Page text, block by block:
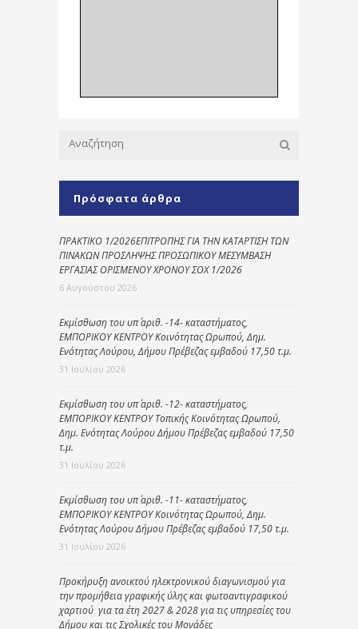
Πρόσφατα άρθρα
ΠΡΑΚΤΙΚΟ 1/2026ΕΠΙΤΡΟΠΗΣ ΓΙΑ ΤΗΝ ΚΑΤΑΡΤΙΣΗ ΤΩΝ
ΠΙΝΑΚΩΝ ΠΡΟΣΛΗΨΗΣ ΠΡΟΣΩΠΙΚΟΥ ΜΕΣΥΜΒΑΣΗ
ΕΡΓΑΣΙΑΣ ΟΡΙΣΜΕΝΟΥ ΧΡΟΝΟΥ ΣΟΧ 1/2026
6 Αυγούστου 2026
Εκμίσθωση του υπ΄ αριθ. -14- καταστήματος,
ΕΜΠΟΡΙΚΟΥ ΚΕΝΤΡΟΥ Κοινότητας Ωρωπού, Δημ.
Ενότητας Λούρου, Δήμου Πρέβεζας εμβαδού 17,50 τ.μ.
31 Ιουλίου 2026
Εκμίσθωση του υπ΄ αριθ. -12- καταστήματος,
ΕΜΠΟΡΙΚΟΥ ΚΕΝΤΡΟΥ Τοπικής Κοινότητας Ωρωπού,
Δημ. Ενότητας Λούρου Δήμου Πρέβεζας εμβαδού 17,50
τ.μ.
31 Ιουλίου 2026
Εκμίσθωση του υπ΄ αριθ. -11- καταστήματος,
ΕΜΠΟΡΙΚΟΥ ΚΕΝΤΡΟΥ Κοινότητας Ωρωπού, Δημ.
Ενότητας Λούρου Δήμου Πρέβεζας εμβαδού 17,50 τ.μ.
31 Ιουλίου 2026
Προκήρυξη ανοικτού ηλεκτρονικού διαγωνισμού για
την προμήθεια γραφικής ύλης και φωτοαντιγραφικού
χαρτιού για τα έτη 2027 & 2028 για τις υπηρεσίες του
Δήμου και τις Σχολικές του Μονάδες